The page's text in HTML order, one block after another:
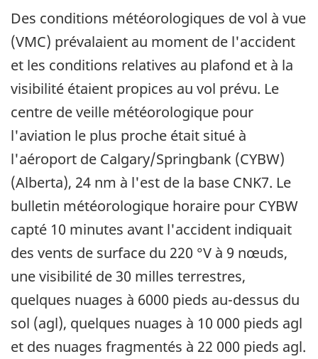
Des conditions météorologiques de vol à vue
(VMC) prévalaient au moment de l'accident
et les conditions relatives au plafond et à la
visibilité étaient propices au vol prévu. Le
centre de veille météorologique pour
l'aviation le plus proche était situé à
l'aéroport de Calgary/Springbank (CYBW)
(Alberta), 24 nm à l'est de la base CNK7. Le
bulletin météorologique horaire pour CYBW
capté 10 minutes avant l'accident indiquait
des vents de surface du 220 °V à 9 nœuds,
une visibilité de 30 milles terrestres,
quelques nuages à 6000 pieds au-dessus du
sol (agl), quelques nuages à 10 000 pieds agl
et des nuages fragmentés à 22 000 pieds agl.